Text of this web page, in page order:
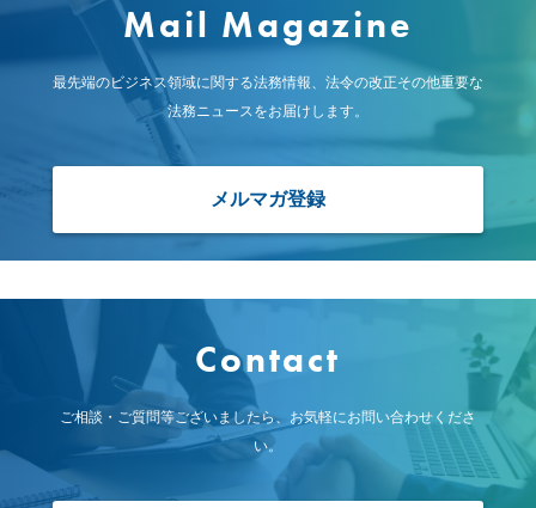
Mail Magazine
最先端のビジネス領域に関する法務情報、 法令の改正その他重要な
法務ニュースをお届けします。
メルマガ登録
Contact
ご相談・ご質問等ございましたら、お気軽にお問い合わせくださ
い。